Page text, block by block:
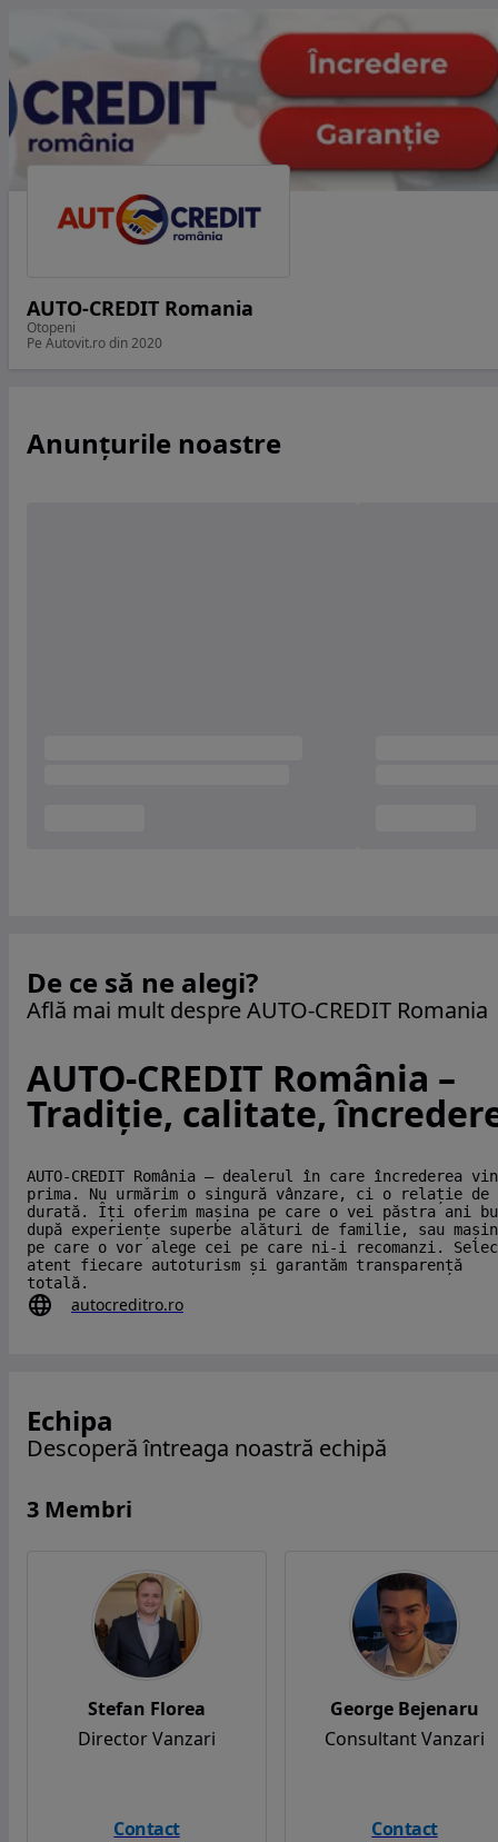
AUTO-CREDIT Romania
Otopeni
Pe Autovit.ro din 2020
Anunțurile noastre
De ce să ne alegi?
Află mai mult despre AUTO-CREDIT Romania
AUTO-CREDIT România –
Tradiție, calitate,
AUTO-CREDIT România – dealerul în care încrederea
prima. Nu urmărim o singură vânzare, ci o relație de
durată. Îți oferim mașina pe care o vei păstra ani
după experiențe superbe alături de familie, sau
pe care o vor alege cei pe care ni-i recomanzi.
atent fiecare autoturism și garantăm transparență
totală.
autocreditro.ro
Echipa
Descoperă întreaga noastră echipă
3 Membri
Stefan Florea
Director Vanzari
Contact
George Bejenaru
Consultant Vanzari
Contact